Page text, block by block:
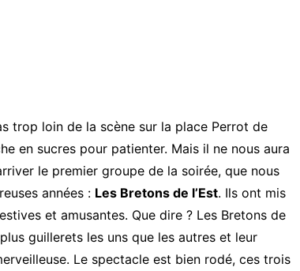
trop loin de la scène sur la place Perrot de
en sucres pour patienter. Mais il ne nous aura
le premier groupe de la soirée, que nous
années : Les Bretons de l’Est. Ils ont mis
et amusantes. Que dire ? Les Bretons de
guillerets les uns que les autres et leur
Le spectacle est bien rodé, ces trois